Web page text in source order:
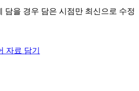
담을 경우 담은 시점만 최신으로 수정
자료 담기